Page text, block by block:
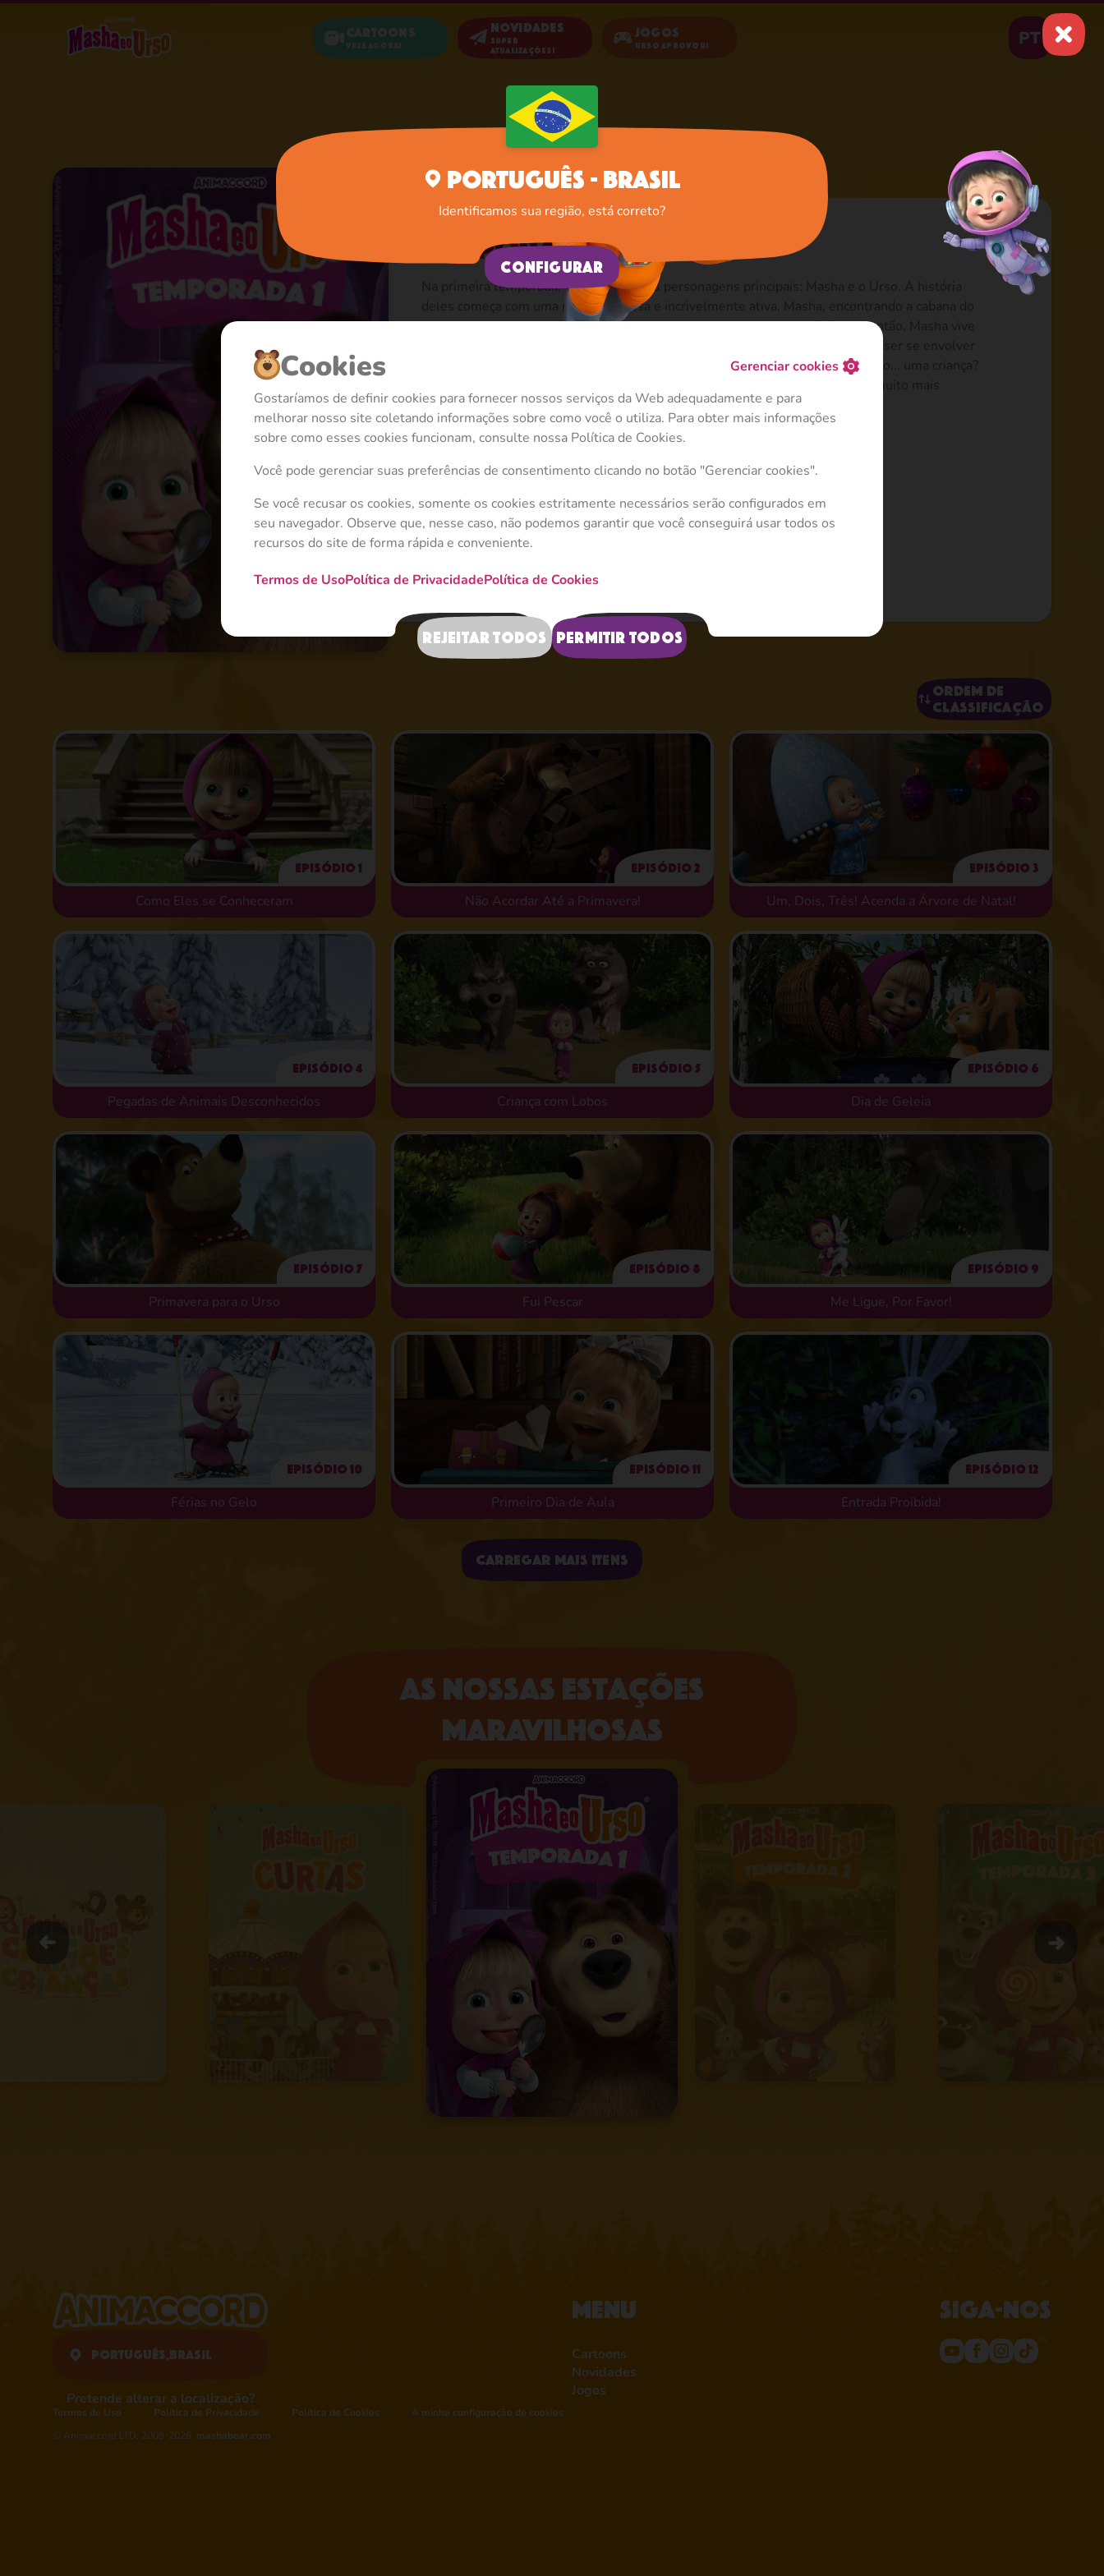
Cartoons
Veja agora!
Novidades
Super
atualizações!
Jogos
Urso aprovou! PT
Cartoons
Temporada 1
Na primeira temporada, você conhece os personagens principais: Masha e o Urso. A história
deles começa com uma menina curiosa e incrivelmente ativa, Masha, encontrando a cabana do
Urso na floresta e... acidentalmente fazendo uma grande bagunça lá! Desde então, Masha vive
para resolver as coisas. Bem, o que se pode fazer quando uma criança age como... uma criança?
divertida, com certeza!
Ordem de
classificação
Episódio 1
Como Eles se Conheceram
Episódio 2
Não Acordar Até a Primavera!
Episódio 3
Um, Dois, Três! Acenda a Árvore de Natal!
Episódio 4
Pegadas de Animais Desconhecidos
Episódio 5
Criança com Lobos
Episódio 6
Dia de Geleia
Episódio 7
Primavera para o Urso
Episódio 8
Fui Pescar
Episódio 9
Me Ligue, Por Favor!
Episódio 10
Férias no Gelo
Episódio 11
Primeiro Dia de Aula
Episódio 12
Entrada Proibida!
Enviando itens
Carregar mais itens
As nossas estações
maravilhosas
Português - Brasil
Identificamos sua região, está correto?
Configurar
Сookies
Gerenciar cookies
Gostaríamos de definir cookies para fornecer nossos serviços da Web adequadamente e para
melhorar nosso site coletando informações sobre como você o utiliza. Para obter mais informações
sobre como esses cookies funcionam, consulte nossa Política de Cookies.
Você pode gerenciar suas preferências de consentimento clicando no botão "Gerenciar cookies".
Se você recusar os cookies, somente os cookies estritamente necessários serão configurados em
seu navegador. Observe que, nesse caso, não podemos garantir que você conseguirá usar todos os
recursos do site de forma rápida e conveniente.
Termos de UsoPolítica de PrivacidadePolítica de Cookies
Rejeitar todos Permitir todos
Português,Brasil
Pretende alterar a localização?
Menu
Cartoons
Novidades
Jogos
Siga-nos
Termos de Uso Política de Privacidade Política de Cookies
A minha configuração de cookies
© Animaccord LTD, 2008-2026, mashabear.com